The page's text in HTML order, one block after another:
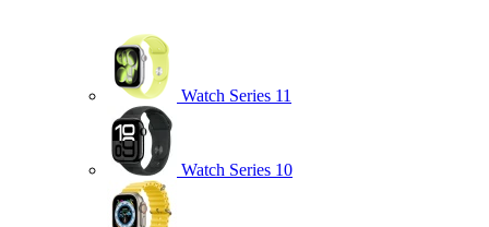
Watch Series 11
Watch Series 10